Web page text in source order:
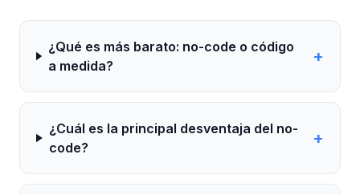
¿Qué es más barato: no-code o código
a medida?
+
¿Cuál es la principal desventaja del no-
code?
+